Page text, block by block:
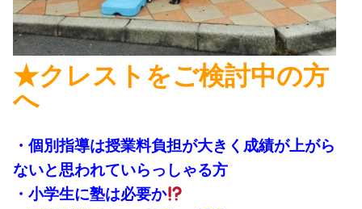
★クレストをご検討中の方
へ
・個別指導は授業料負担が大きく成績が上がら
ないと思われていらっしゃる方
・小学生に塾は必要か